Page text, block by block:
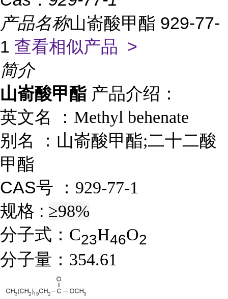
产品名称山嵛酸甲酯 929-77-
1 查看相似产品 >
简介
山嵛酸甲酯 产品介绍：
英文名 ： Methyl behenate
别名 ： 山嵛酸甲酯;二十二酸
甲酯
CAS号 ： 929-77-1
规格 : ≥98%
分子式： C23H46O2
分子量： 354.61